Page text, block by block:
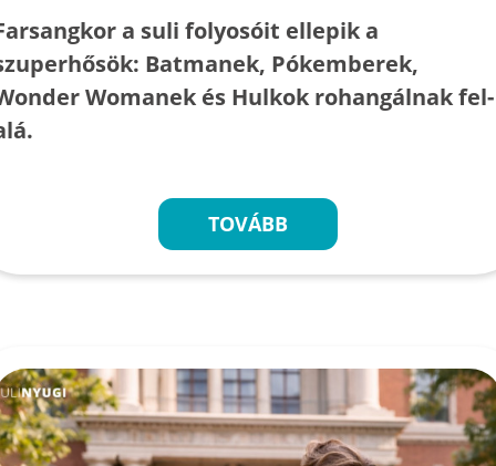
a suli folyosóit ellepik a
Batmanek, Pókemberek,
Womanek és Hulkok rohangálnak fel-
TOVÁBB